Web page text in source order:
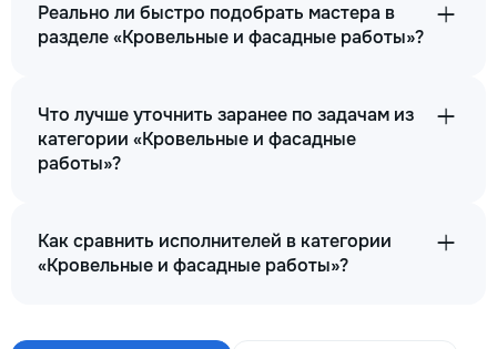
Реально ли быстро подобрать мастера в
разделе «Кровельные и фасадные работы»?
Что лучше уточнить заранее по задачам из
категории «Кровельные и фасадные
работы»?
Как сравнить исполнителей в категории
«Кровельные и фасадные работы»?